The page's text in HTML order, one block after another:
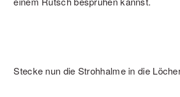
Stecke nun die Strohhalme in die